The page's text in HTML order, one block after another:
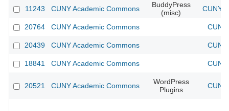
11243 CUNY Academic Commons
BuddyPress
(misc)
CUNY
20764 CUNY Academic Commons
20439 CUNY Academic Commons
18841 CUNY Academic Commons
20521 CUNY Academic Commons
WordPress
Plugins